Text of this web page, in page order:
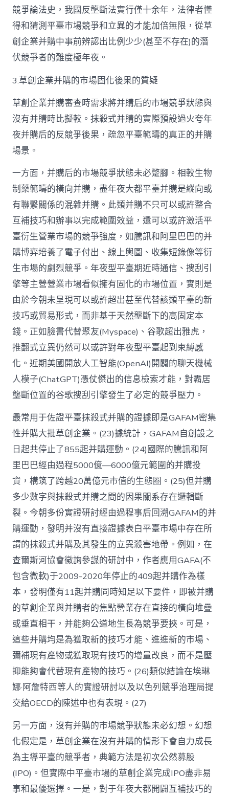
競爭論法史，我國反壟斷法實行僅十余年，法律者懂
得和猜測平臺市場競爭和立異的才能加倍無限，從草
創企業并購中事前辨認出比例少少(甚至不存在)的潛
伏競爭者的難度極年夜。
3.草創企業并購的市場固化後果的質疑
草創企業并購審查時需求將并購后的市場競爭狀態與
沒有并購時比擬較。抹殺式并購的實際預設過火夸年
夜并購后的反競爭後果，疏忽平臺範疇的真正的并購
場景。
一方面，并購后的市場競爭狀態未必蹩腳。相較生物
制藥範疇的橫向并購，盡年夜大都平臺并購是縱向或
有聯繫關係的混雜并購。此類并購不只可以或許整合
互補技巧和辦事以完成範圍效益，還可以或許激活平
臺衍生營業市場的競爭強度，如騰訊和阿里巴巴的并
購博弈培養了電子付出、線上輿圖、收集短錄像等衍
生市場的劇烈競爭。年夜型平臺期近時通信、搜刮引
擎等主營營業市場看似擁有固化的市場位置，實則是
由於今朝未呈現可以或許超出甚至代替該類平臺的新
技巧或貿易形式，而非基于天然壟斷下的高固定本
錢。正如臉書代替聚友(Myspace)、谷歌超出雅虎，
推翻式立異仍然可以或許對年夜型平臺起到束縛感
化。近期美國開放人工智能(OpenAI)開闢的聊天機械
人模子(ChatGPT)憑仗傑出的信息檢索才能，對霸居
壟斷位置的谷歌搜刮引擎發生了必定的競爭壓力。
最常用于佐證平臺抹殺式并購的證據即是GAFAM密集
性并購大批草創企業。(23)據統計，GAFAM自創設之
日起共停止了855起并購運動。(24)國際的騰訊和阿
里巴巴經由過程5000億—6000億元範圍的并購投
資，構筑了跨越20萬億元市值的生態圈。(25)但并購
多少數字與抹殺式并購之間的因果關系存在邏輯斷
裂。今朝多份實證研討經由過程事后回溯GAFAM的并
購運動，發明并沒有直接證據表白平臺市場中存在所
謂的抹殺式并購及其發生的立異殺害地帶。例如，在
查爾斯河協會徵詢參謀的研討中，作者應用GAFA(不
包含微軟)于2009-2020年停止的409起并購作為樣
本，發明僅有11起并購同時知足以下要件，即被并購
的草創企業與并購者的焦點營業存在直接的橫向堆疊
或垂直相干，并能夠公道地生長為競爭要挾。可是，
這些并購均是為獲取新的技巧才能、進進新的市場、
彌補現有產物或獲取現有技巧的增量改良，而不是壓
抑能夠會代替現有產物的技巧。(26)類似結論在埃琳
娜·阿詹特西等人的實證研討以及以色列競爭治理局提
交給OECD的陳述中也有表現。(27)
另一方面，沒有并購的市場競爭狀態未必幻想。幻想
化假定是，草創企業在沒有并購的情形下會自力成長
為主導平臺的競爭者，典範方法是初次公然募股
(IPO)。但實際中平臺市場的草創企業完成IPO盡非易
事和最優選擇。一是，對于年夜大都開闢互補技巧的